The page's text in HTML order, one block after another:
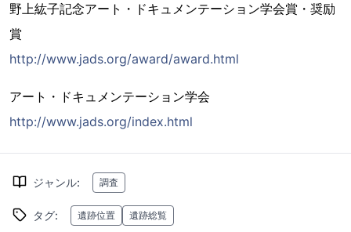
野上紘子記念アート・ドキュメンテーション学会賞・奨励
賞
http://www.jads.org/award/award.html
アート・ドキュメンテーション学会
http://www.jads.org/index.html
ジャンル: 調査
タグ: 遺跡位置 遺跡総覧